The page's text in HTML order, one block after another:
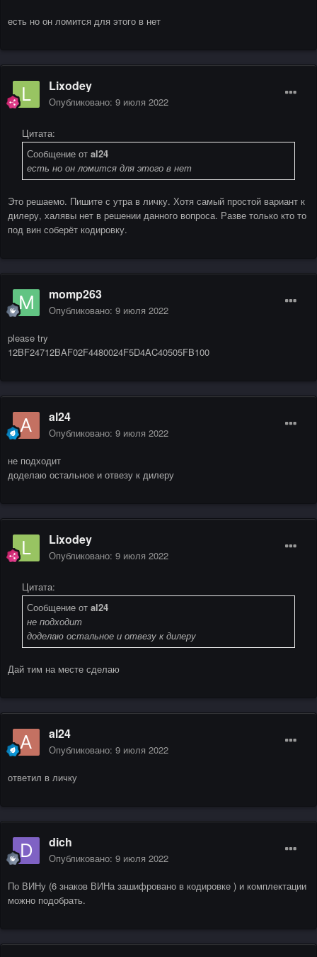
есть но он ломится для этого в нет
Lixodey
Опубликовано: 9 июля 2022
Цитата:
Сообщение от al24
есть но он ломится для этого в нет
Это решаемо. Пишите с утра в личку. Хотя самый простой вариант к
дилеру, халявы нет в решении данного вопроса. Разве только кто то
под вин соберёт кодировку.
momp263
Опубликовано: 9 июля 2022
please try
12BF24712BAF02F4480024F5D4AC40505FB100
al24
Опубликовано: 9 июля 2022
не подходит
доделаю остальное и отвезу к дилеру
Lixodey
Опубликовано: 9 июля 2022
Цитата:
Сообщение от al24
не подходит
доделаю остальное и отвезу к дилеру
Дай тим на месте сделаю
al24
Опубликовано: 9 июля 2022
ответил в личку
dich
Опубликовано: 9 июля 2022
По ВИНу (6 знаков ВИНа зашифровано в кодировке ) и комплектации
можно подобрать.